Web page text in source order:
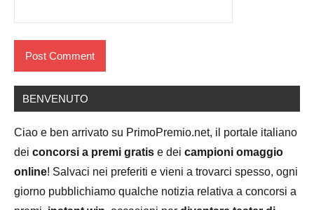
BENVENUTO
Ciao e ben arrivato su PrimoPremio.net, il portale italiano
dei concorsi a premi gratis e dei campioni omaggio
online! Salvaci nei preferiti e vieni a trovarci spesso, ogni
giorno pubblichiamo qualche notizia relativa a concorsi a